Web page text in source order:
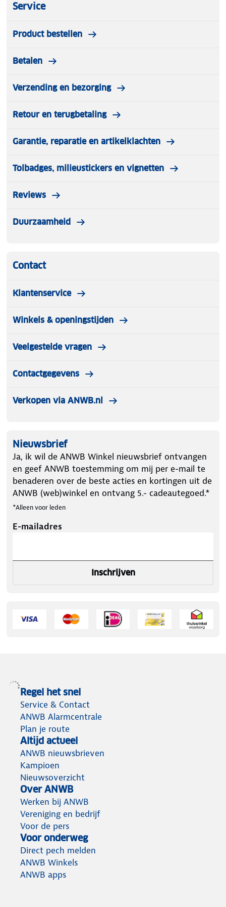
wordt uitgeschakeld en begint de normale opname
Service
Product bestellen
Betalen
Verzending en bezorging
Retour en terugbetaling
Garantie, reparatie en artikelklachten
Tolbadges, milieustickers en vignetten
Reviews
Duurzaamheid
Contact
Klantenservice
Winkels & openingstijden
Veelgestelde vragen
Contactgegevens
Verkopen via ANWB.nl
Nieuwsbrief
Ja, ik wil de ANWB Winkel nieuwsbrief ontvangen
en geef ANWB toestemming om mij per e-mail te
benaderen over de beste acties en kortingen uit de
ANWB (web)winkel en ontvang 5.- cadeautegoed.*
*Alleen voor leden
E-mailadres
Inschrijven
Regel het snel
Service & Contact
ANWB Alarmcentrale
Plan je route
Altijd actueel
ANWB nieuwsbrieven
Kampioen
Nieuwsoverzicht
Over ANWB
Werken bij ANWB
Vereniging en bedrijf
Voor de pers
Voor onderweg
Direct pech melden
ANWB Winkels
ANWB apps